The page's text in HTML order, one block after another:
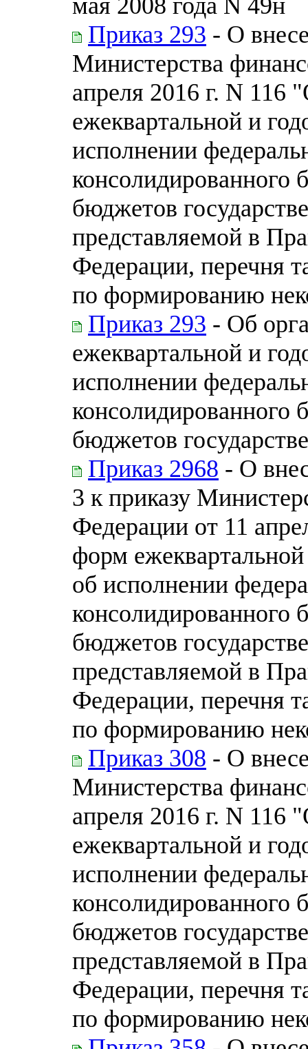
Приказ 293 - О
Министерства
апреля 2016 г. N 116
ежеквартальной и
исполнении
консолидированного
бюджетов
представляемой в
Федерации, перечня
по формированию
Приказ 293 - Об
ежеквартальной и
исполнении
консолидированного
бюджетов
Приказ 2968 - О
3 к приказу
Федерации от 11
форм
об исполнении
консолидированного
бюджетов
представляемой в
Федерации, перечня
по формированию
Приказ 308 - О
Министерства
апреля 2016 г. N 116
ежеквартальной и
исполнении
консолидированного
бюджетов
представляемой в
Федерации, перечня
по формированию